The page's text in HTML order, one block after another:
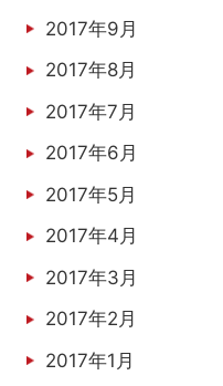
2017年9月
2017年8月
2017年7月
2017年6月
2017年5月
2017年4月
2017年3月
2017年2月
2017年1月